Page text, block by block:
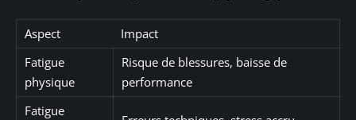
Aspect
Impact
Fatigue
physique
Risque de blessures, baisse de
performance
Fatigue